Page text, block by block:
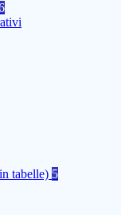
tabelle) 5